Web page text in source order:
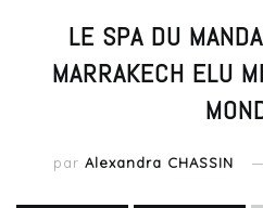
LE SPA DU
MARRAKECH ELU
par Alexandra CHASSIN